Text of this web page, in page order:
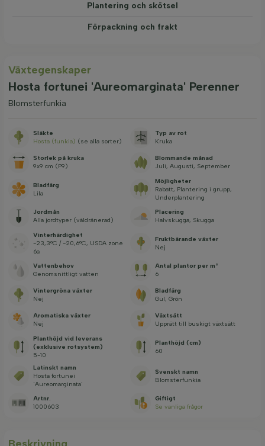
Plantering och skötsel
Förpackning och frakt
Växtegenskaper
Hosta fortunei 'Aureomarginata' Perenner
Blomsterfunkia
Släkte
Hosta (funkia) (se alla sorter)
Typ av rot
Kruka
Storlek på kruka
9x9 cm (P9)
Blommande månad
Juli, Augusti, September
Bladfärg
Lila
Möjligheter
Rabatt, Plantering i grupp,
Underplantering
Jordmån
Alla jordtyper (väldränerad)
Placering
Halvskugga, Skugga
Vinterhärdighet
-23,3°C / -20,6°C, USDA zone
6a
Fruktbärande växter
Nej
Vattenbehov
Genomsnittligt vatten
Antal plantor per m²
6
Vintergröna växter
Nej
Bladfärg
Gul, Grön
Aromatiska växter
Nej
Växtsätt
Upprätt till buskigt växtsätt
Planthöjd vid leverans
(exklusive rotsystem)
5-10
Planthöjd (cm)
60
Latinskt namn
Hosta fortunei
'Aureomarginata'
Svenskt namn
Blomsterfunkia
Artnr.
1000603
Giftigt
Se vanliga frågor
Beskrivning